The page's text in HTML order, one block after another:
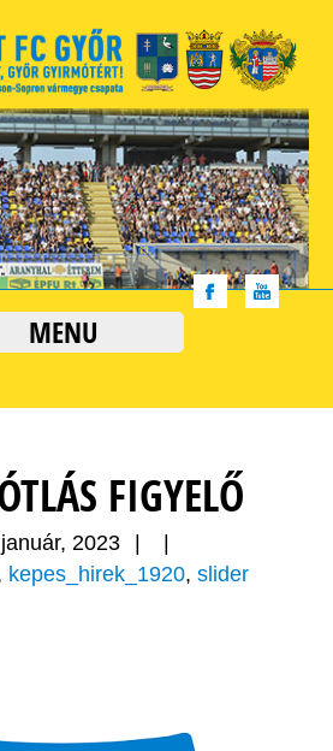
MENU
FIGYELŐ
2023
kepes_hirek_1920, slider